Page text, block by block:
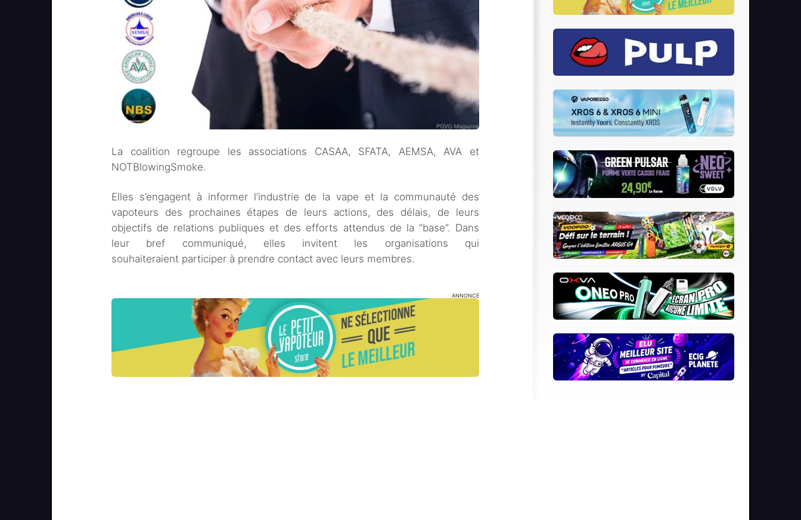
La coalition regroupe les associations CASAA, SFATA, AEMSA, AVA et
NOTBlowingSmoke.
Elles s’engagent à informer l’industrie de la vape et la communauté des
vapoteurs des prochaines étapes de leurs actions, des délais, de leurs
objectifs de relations publiques et des efforts attendus de la “base”. Dans
leur bref communiqué, elles invitent les organisations qui
souhaiteraient participer à prendre contact avec leurs membres.
ANNONCE